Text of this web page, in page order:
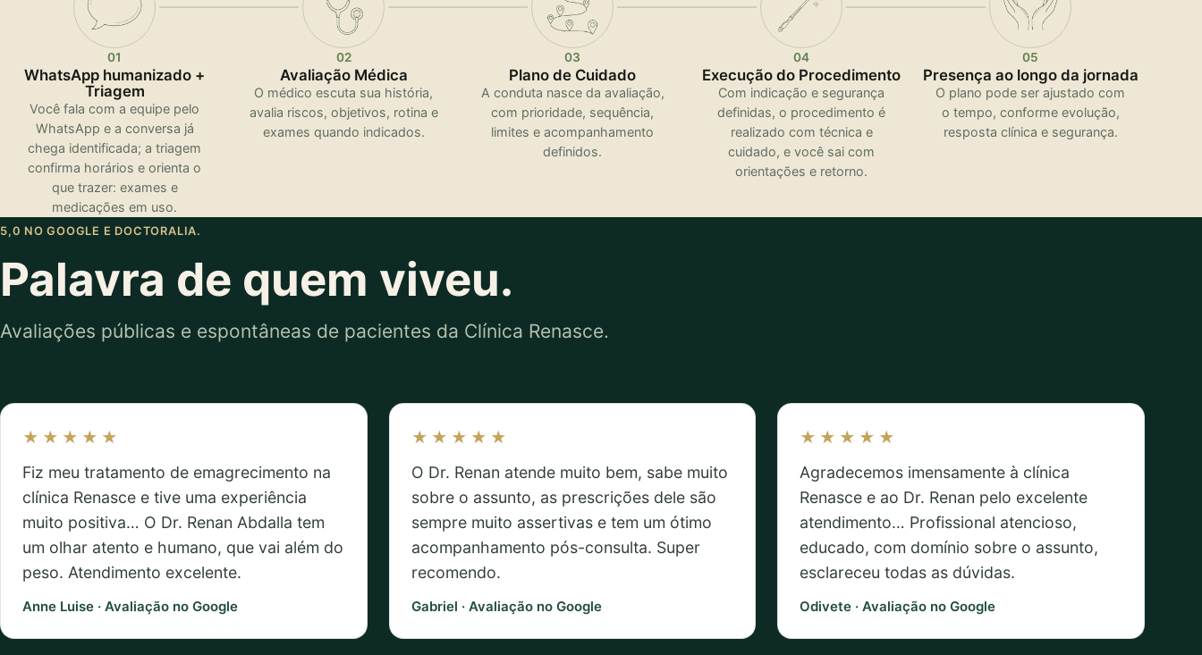
01
WhatsApp humanizado +
Triagem
Você fala com a equipe pelo
WhatsApp e a conversa já
chega identificada; a triagem
confirma horários e orienta o
que trazer: exames e
medicações em uso.
02
Avaliação Médica
O médico escuta sua história,
avalia riscos, objetivos, rotina e
exames quando indicados.
03
Plano de Cuidado
A conduta nasce da avaliação,
com prioridade, sequência,
limites e acompanhamento
definidos.
04
Execução do Procedimento
Com indicação e segurança
definidas, o procedimento é
realizado com técnica e
cuidado, e você sai com
orientações e retorno.
05
Presença ao longo da jornada
O plano pode ser ajustado com
o tempo, conforme evolução,
resposta clínica e segurança.
5,0 NO GOOGLE E DOCTORALIA.
Palavra de quem viveu.
Avaliações públicas e espontâneas de pacientes da Clínica Renasce.
★★★★★
Fiz meu tratamento de emagrecimento na
clínica Renasce e tive uma experiência
muito positiva… O Dr. Renan Abdalla tem
um olhar atento e humano, que vai além do
peso. Atendimento excelente.
Anne Luise · Avaliação no Google
★★★★★
O Dr. Renan atende muito bem, sabe muito
sobre o assunto, as prescrições dele são
sempre muito assertivas e tem um ótimo
acompanhamento pós-consulta. Super
recomendo.
Gabriel · Avaliação no Google
★★★★★
Agradecemos imensamente à clínica
Renasce e ao Dr. Renan pelo excelente
atendimento… Profissional atencioso,
educado, com domínio sobre o assunto,
esclareceu todas as dúvidas.
Odivete · Avaliação no Google